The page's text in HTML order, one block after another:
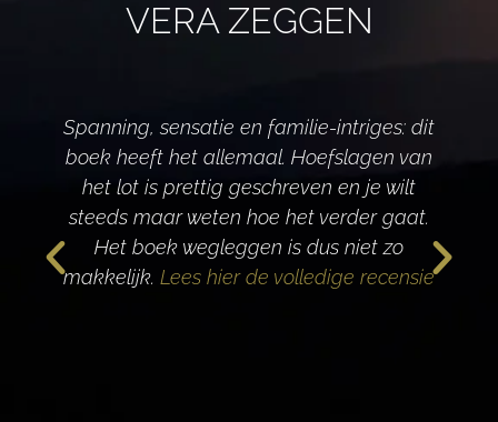
VERA ZEGGEN
Spanning, sensatie en familie-intriges: dit
boek heeft het allemaal. Hoefslagen van
het lot is prettig geschreven en je wilt
steeds maar weten hoe het verder gaat.
Het boek wegleggen is dus niet zo
makkelijk. Lees hier de volledige recensie